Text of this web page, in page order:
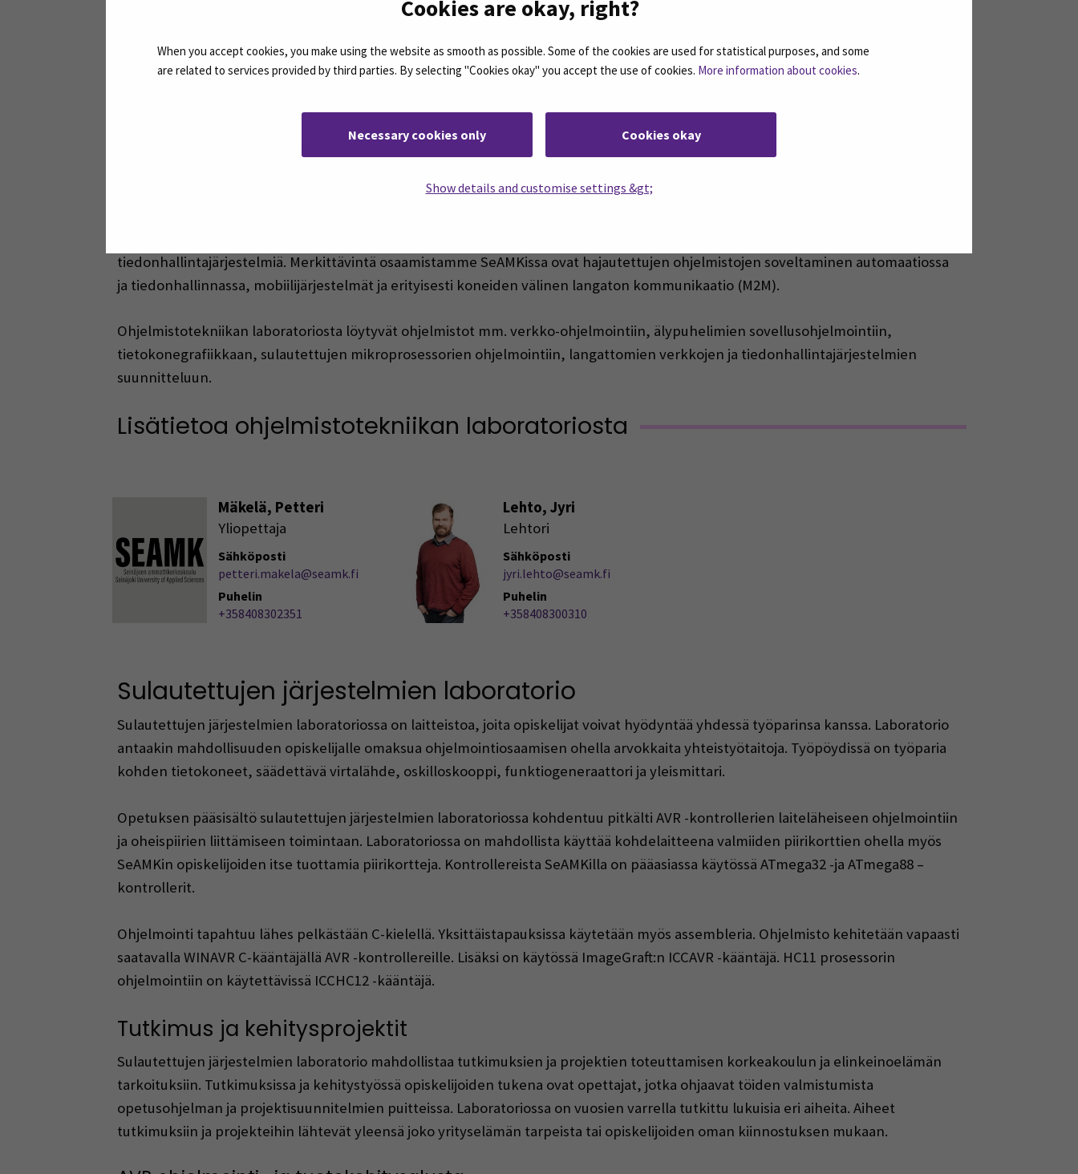
Cookies are okay, right?
When you accept cookies, you make using the website as smooth as possible. Some of the cookies are used for statistical purposes, and some
are related to services provided by third parties. By selecting "Cookies okay" you accept the use of cookies. More information about cookies.
Necessary cookies only Cookies okay
Show details and customise settings &gt;
Lehtori
Sähköposti
jyri.lehto@seamk.fi
Ohjelmistotekniikan laboratorio
tiedonhallintajärjestelmiä. Merkittävintä osaamistamme SeAMKissa ovat hajautettujen ohjelmistojen soveltaminen automaatiossa
ja tiedonhallinnassa, mobiilijärjestelmät ja erityisesti koneiden välinen langaton kommunikaatio (M2M).
Ohjelmistotekniikan laboratoriosta löytyvät ohjelmistot mm. verkko-ohjelmointiin, älypuhelimien sovellusohjelmointiin,
tietokonegrafiikkaan, sulautettujen mikroprosessorien ohjelmointiin, langattomien verkkojen ja tiedonhallintajärjestelmien
suunnitteluun.
Lisätietoa ohjelmistotekniikan laboratoriosta
Mäkelä, Petteri
Yliopettaja
Sähköposti
petteri.makela@seamk.fi
Puhelin
+358408302351
Lehto, Jyri
Lehtori
Sähköposti
jyri.lehto@seamk.fi
Puhelin
+358408300310
Sulautettujen järjestelmien laboratorio
Sulautettujen järjestelmien laboratoriossa on laitteistoa, joita opiskelijat voivat hyödyntää yhdessä työparinsa kanssa. Laboratorio
antaakin mahdollisuuden opiskelijalle omaksua ohjelmointiosaamisen ohella arvokkaita yhteistyötaitoja. Työpöydissä on työparia
kohden tietokoneet, säädettävä virtalähde, oskilloskooppi, funktiogeneraattori ja yleismittari.
Opetuksen pääsisältö sulautettujen järjestelmien laboratoriossa kohdentuu pitkälti AVR -kontrollerien laiteläheiseen ohjelmointiin
ja oheispiirien liittämiseen toimintaan. Laboratoriossa on mahdollista käyttää kohdelaitteena valmiiden piirikorttien ohella myös
SeAMKin opiskelijoiden itse tuottamia piirikortteja. Kontrollereista SeAMKilla on pääasiassa käytössä ATmega32 -ja ATmega88 –
kontrollerit.
Ohjelmointi tapahtuu lähes pelkästään C-kielellä. Yksittäistapauksissa käytetään myös assembleria. Ohjelmisto kehitetään vapaasti
saatavalla WINAVR C-kääntäjällä AVR -kontrollereille. Lisäksi on käytössä ImageGraft:n ICCAVR -kääntäjä. HC11 prosessorin
ohjelmointiin on käytettävissä ICCHC12 -kääntäjä.
Tutkimus ja kehitysprojektit
Sulautettujen järjestelmien laboratorio mahdollistaa tutkimuksien ja projektien toteuttamisen korkeakoulun ja elinkeinoelämän
tarkoituksiin. Tutkimuksissa ja kehitystyössä opiskelijoiden tukena ovat opettajat, jotka ohjaavat töiden valmistumista
opetusohjelman ja projektisuunnitelmien puitteissa. Laboratoriossa on vuosien varrella tutkittu lukuisia eri aiheita. Aiheet
tutkimuksiin ja projekteihin lähtevät yleensä joko yrityselämän tarpeista tai opiskelijoiden oman kiinnostuksen mukaan.